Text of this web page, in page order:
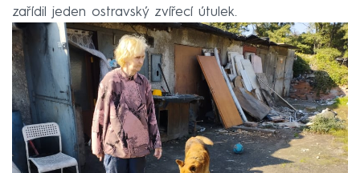
zařídil jeden ostravský zvířecí útulek.